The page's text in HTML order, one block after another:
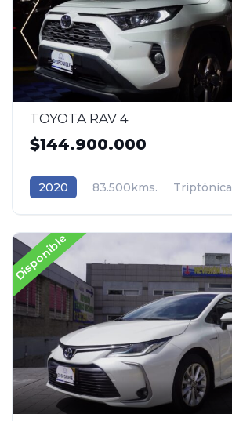
TOYOTA RAV 4
$144.900.000
2020 83.500kms. Triptónica
Disponible